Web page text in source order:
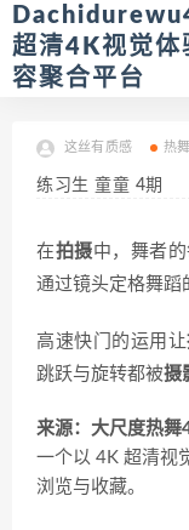
超清4K视觉体
容聚合平台
这丝有质感 热
练习生 童童 4期
在拍摄中，舞者
通过镜头定格舞蹈
高速快门的运用让
跳跃与旋转都被摄
来源：大尺度热舞
一个以 4K 超清视
浏览与收藏。